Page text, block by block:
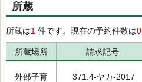
所蔵
所蔵は1 件です。現在の予約件数は0
所蔵場所 請求記号
外部子育 371.4-ヤカ-2017